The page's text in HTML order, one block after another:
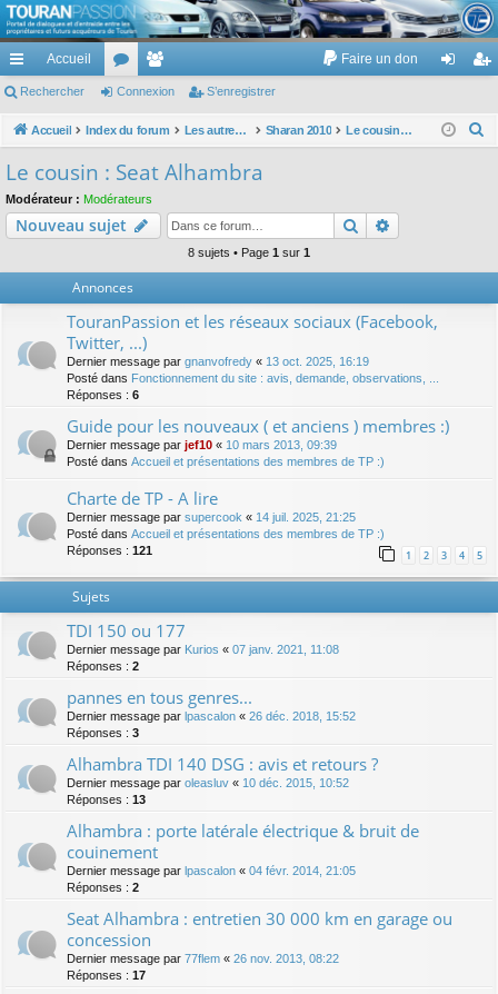
TouranPassion
Le forum des propriétaires ou futurs acquéreurs du Volkswagen Touran
cc
ès
pi
de
Accueil
or
u
e
m
Faire un don
ne nr
Rechercher Connexion S’enregistrer
Accueil Index du forum Les autres voitures et ce qui touche à la voiture Sharan 2010 Le cousin : Seat Alhambra
c
Le cousin : Seat Alhambra
Modérateur : Modérateurs
Nouveau sujet Rechercher
8 sujets • Page 1 sur 1
Annonces
TouranPassion et les réseaux sociaux (Facebook,
Twitter, ...)
Dernier message par gnanvofredy « 13 oct. 2025, 16:19
Posté dans Fonctionnement du site : avis, demande, observations, ...
Réponses : 6
Guide pour les nouveaux ( et anciens ) membres :)
Dernier message par jef10 « 10 mars 2013, 09:39
Posté dans Accueil et présentations des membres de TP :)
Charte de TP - A lire
Dernier message par supercook « 14 juil. 2025, 21:25
Posté dans Accueil et présentations des membres de TP :)
Réponses : 121 1 2 3 4 5
Sujets
TDI 150 ou 177
Dernier message par Kurios « 07 janv. 2021, 11:08
Réponses : 2
pannes en tous genres...
Dernier message par lpascalon « 26 déc. 2018, 15:52
Réponses : 3
Alhambra TDI 140 DSG : avis et retours ?
Dernier message par oleasluv « 10 déc. 2015, 10:52
Réponses : 13
Alhambra : porte latérale électrique & bruit de
couinement
Dernier message par lpascalon « 04 févr. 2014, 21:05
Réponses : 2
Seat Alhambra : entretien 30 000 km en garage ou
concession
Dernier message par 77flem « 26 nov. 2013, 08:22
Réponses : 17